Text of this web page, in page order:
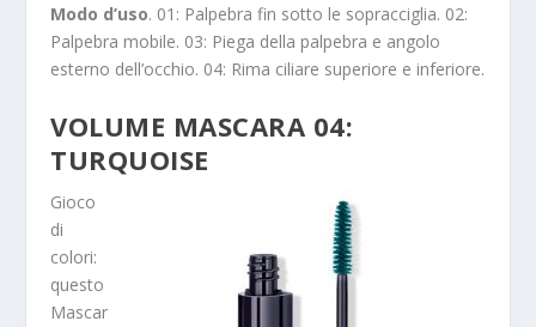
Modo d’uso. 01: Palpebra fin sotto le sopracciglia. 02:
Palpebra mobile. 03: Piega della palpebra e angolo
esterno dell’occhio. 04: Rima ciliare superiore e inferiore.
VOLUME MASCARA 04:
TURQUOISE
Gioco
di
colori:
questo
Mascar